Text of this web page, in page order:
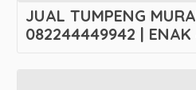
JUAL TUMPENG
082244449942 | ENAK